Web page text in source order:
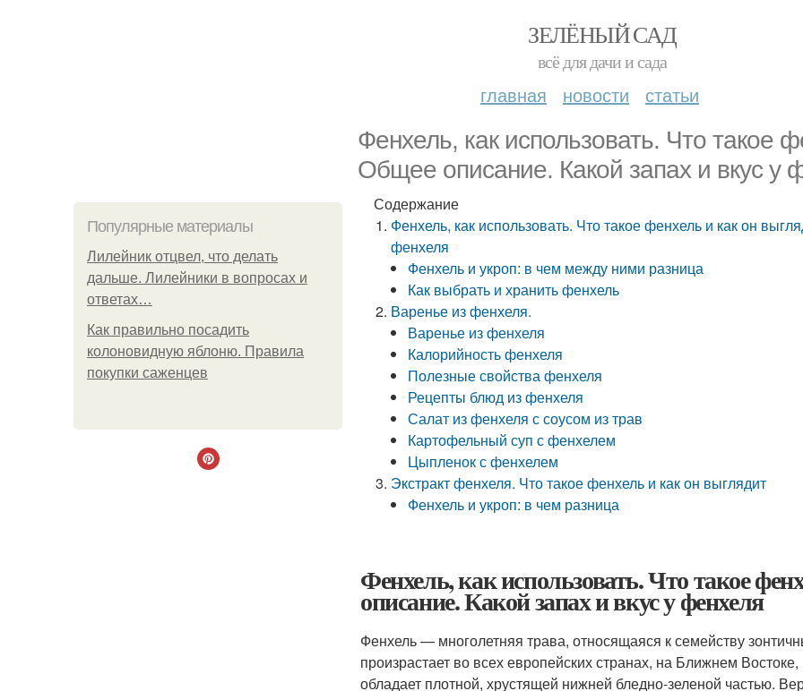
ЗЕЛЁНЫЙ САД
всё для дачи и сада
главная новости статьи
Фенхель, как использовать. Что такое
Общее описание. Какой запах и вкус у
Популярные материалы
Лилейник отцвел, что делать
дальше. Лилейники в вопросах и
ответах…
Как правильно посадить
колоновидную яблоню. Правила
покупки саженцев
Содержание
Фенхель, как использовать. Что такое фенхель и как он
фенхеля
Фенхель и укроп: в чем между ними разница
Как выбрать и хранить фенхель
Варенье из фенхеля.
Варенье из фенхеля
Калорийность фенхеля
Полезные свойства фенхеля
Рецепты блюд из фенхеля
Салат из фенхеля с соусом из трав
Картофельный суп с фенхелем
Цыпленок с фенхелем
Экстракт фенхеля. Что такое фенхель и как он выглядит
Фенхель и укроп: в чем разница
Фенхель, как использовать. Что такое
описание. Какой запах и вкус у фенхеля
Фенхель — многолетняя трава, относящаяся к семейству
произрастает во всех европейских странах, на Ближнем
обладает плотной, хрустящей нижней бледно-зеленой частью.